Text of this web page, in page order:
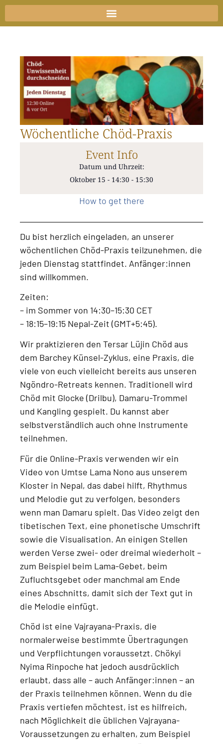
Zum
Inhalt
Wöchentliche Chöd-Praxis
Event Info
Datum und Uhrzeit:
Oktober 15 - 14:30 - 15:30
How to get there
Du bist herzlich eingeladen, an unserer
wöchentlichen Chöd-Praxis teilzunehmen, die
jeden Dienstag stattfindet. Anfänger:innen
sind willkommen.
Zeiten:
– im Sommer von 14:30–15:30 CET
– 18:15–19:15 Nepal-Zeit (GMT+5:45).
Wir praktizieren den Tersar Lüjin Chöd aus
dem Barchey Künsel-Zyklus, eine Praxis, die
viele von euch vielleicht bereits aus unseren
Ngöndro-Retreats kennen. Traditionell wird
Chöd mit Glocke (Drilbu), Damaru-Trommel
und Kangling gespielt. Du kannst aber
selbstverständlich auch ohne Instrumente
teilnehmen.
Für die Online-Praxis verwenden wir ein
Video von Umtse Lama Nono aus unserem
Kloster in Nepal, das dabei hilft, Rhythmus
und Melodie gut zu verfolgen, besonders
wenn man Damaru spielt. Das Video zeigt den
tibetischen Text, eine phonetische Umschrift
sowie die Visualisation. An einigen Stellen
werden Verse zwei- oder dreimal wiederholt –
zum Beispiel beim Lama-Gebet, beim
Zufluchtsgebet oder manchmal am Ende
eines Abschnitts, damit sich der Text gut in
die Melodie einfügt.
Chöd ist eine Vajrayana-Praxis, die
normalerweise bestimmte Übertragungen
und Verpflichtungen voraussetzt. Chökyi
Nyima Rinpoche hat jedoch ausdrücklich
erlaubt, dass alle – auch Anfänger:innen – an
der Praxis teilnehmen können. Wenn du die
Praxis vertiefen möchtest, ist es hilfreich,
nach Möglichkeit die üblichen Vajrayana-
Voraussetzungen zu erhalten, zum Beispiel